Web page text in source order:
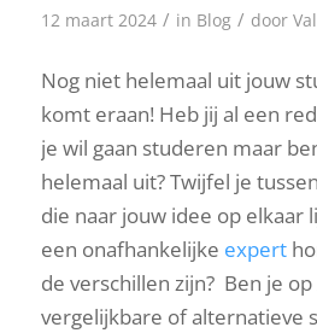
12 maart 2024 / in Blog / door
Nog niet helemaal uit jouw
komt eraan! Heb jij al een
je wil gaan studeren maar
helemaal uit? Twijfel je
die naar jouw idee op elkaar
een onafhankelijke expert
de verschillen zijn? Ben je
vergelijkbare of alternatieve